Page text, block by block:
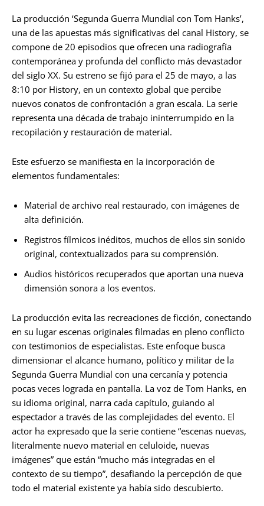
La producción ‘Segunda Guerra Mundial con Tom Hanks’,
una de las apuestas más significativas del canal History, se
compone de 20 episodios que ofrecen una radiografía
contemporánea y profunda del conflicto más devastador
del siglo XX. Su estreno se fijó para el 25 de mayo, a las
8:10 por History, en un contexto global que percibe
nuevos conatos de confrontación a gran escala. La serie
representa una década de trabajo ininterrumpido en la
recopilación y restauración de material.
Este esfuerzo se manifiesta en la incorporación de
elementos fundamentales:
Material de archivo real restaurado, con imágenes de
alta definición.
Registros fílmicos inéditos, muchos de ellos sin sonido
original, contextualizados para su comprensión.
Audios históricos recuperados que aportan una nueva
dimensión sonora a los eventos.
La producción evita las recreaciones de ficción, conectando
en su lugar escenas originales filmadas en pleno conflicto
con testimonios de especialistas. Este enfoque busca
dimensionar el alcance humano, político y militar de la
Segunda Guerra Mundial con una cercanía y potencia
pocas veces lograda en pantalla. La voz de Tom Hanks, en
su idioma original, narra cada capítulo, guiando al
espectador a través de las complejidades del evento. El
actor ha expresado que la serie contiene “escenas nuevas,
literalmente nuevo material en celuloide, nuevas
imágenes” que están “mucho más integradas en el
contexto de su tiempo”, desafiando la percepción de que
todo el material existente ya había sido descubierto.